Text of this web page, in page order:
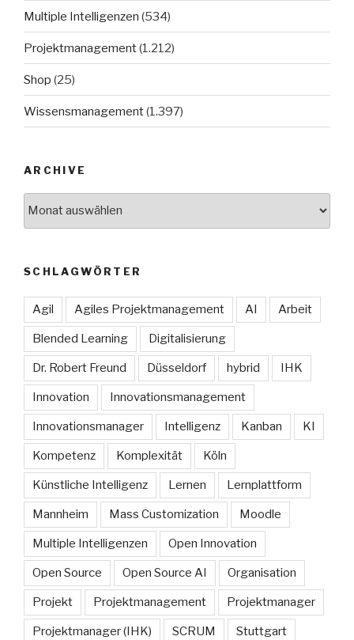
Multiple Intelligenzen (534)
Projektmanagement(1.212)
Shop (25)
Wissensmanagement(1.397)
ARCHIVE
SCHLAGWÖRTER
Agil Agiles Projektmanagement AI Arbeit
Blended Learning Digitalisierung
Dr. Robert Freund Düsseldorf hybrid IHK
Innovation Innovationsmanagement
Innovationsmanager Intelligenz Kanban KI
Kompetenz Komplexität Köln
Künstliche Intelligenz Lernen Lernplattform
Mannheim Mass Customization Moodle
Multiple Intelligenzen Open Innovation
Open Source Open Source AI Organisation
Projekt Projektmanagement Projektmanager
Projektmanager (IHK) SCRUM Stuttgart